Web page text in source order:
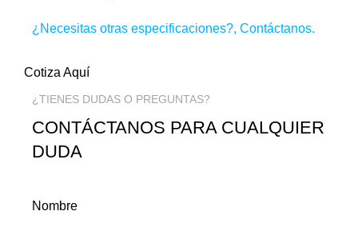
¿Necesitas otras especificaciones?, Contáctanos.
Cotiza Aquí
¿TIENES DUDAS O PREGUNTAS?
CONTÁCTANOS PARA CUALQUIER
DUDA
Nombre